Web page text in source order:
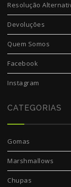
Resolução
Devoluções
Quem Somos
Facebook
Instagram
CATEGORIAS
Gomas
Marshmallows
Chupas